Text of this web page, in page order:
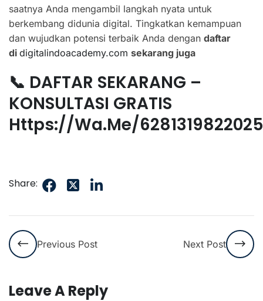
saatnya Anda mengambil langkah nyata untuk
berkembang didunia digital. Tingkatkan kemampuan
dan wujudkan potensi terbaik Anda dengan daftar
di digitalindoacademy.com sekarang juga
📞 DAFTAR SEKARANG –
KONSULTASI GRATIS
Https://wa.me/6281319822025
Share:
Previous Post Next Post
Leave A Reply